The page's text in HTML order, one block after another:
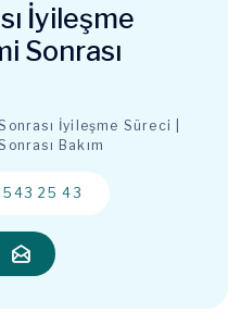
İyileşme
Sonrası
İyileşme Süreci |
Bakım
25 43